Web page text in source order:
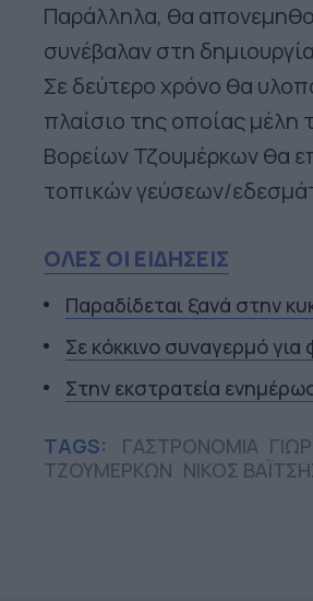
Παράλληλα, θα
συνέβαλαν στη
Σε δεύτερο χρόνο θα
πλαίσιο της οποίας μέλη
Βορείων Τζουμέρκων θα
τοπικών γεύσεων/
ΟΛΕΣ ΟΙ ΕΙΔΗΣΕΙΣ
Παραδίδεται ξανά στην
Σε κόκκινο συναγερμό για
Στην εκστρατεία
TAGS: ΓΑΣΤΡΟΝΟΜΙΑ
ΤΖΟΥΜΕΡΚΩΝ ΝΙΚΟΣ